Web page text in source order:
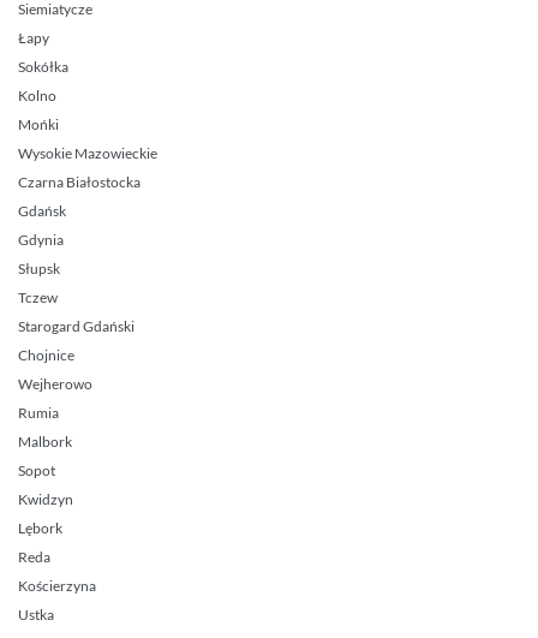
Siemiatycze
Łapy
Sokółka
Kolno
Mońki
Wysokie Mazowieckie
Czarna Białostocka
Gdańsk
Gdynia
Słupsk
Tczew
Starogard Gdański
Chojnice
Wejherowo
Rumia
Malbork
Sopot
Kwidzyn
Lębork
Reda
Kościerzyna
Ustka